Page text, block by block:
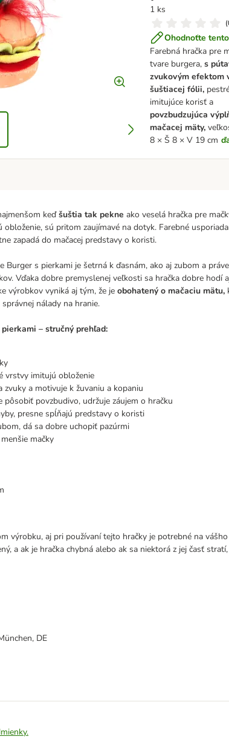
1 ks
(
Ohodnoťte
Farebná hračka pre
tvare burgera, s
zvukovým efektom
šuštiacej fólii,
imitujúce korisť a
povzbudzujúca
mačacej mäty,
8 × Š 8 × V 19 cm
keďšuštia tak pekne ako veselá hračka pre
sú pritom zaujímavé na dotyk. Farebné
zapadá do mačacej predstavy o koristi.
Burger s pierkami je šetrná k ďasnám, ako aj zubom a
Vďaka dobre premyslenej veľkosti sa hračka dobre hodí
výrobkov vyniká aj tým, že je obohatený o mačaciu mätu,
nálady na hranie.
– stručný prehľad:
vrstvy imitujú obloženie
zvuky a motivuje k žuvaniu a kopaniu
pôsobiť povzbudivo, udržuje záujem o hračku
presne spĺňajú predstavy o koristi
dá sa dobre uchopiť pazúrmi
mačky
výrobku, aj pri používaní tejto hračky je potrebné na
a ak je hračka chybná alebo ak sa niektorá z jej časť
DE